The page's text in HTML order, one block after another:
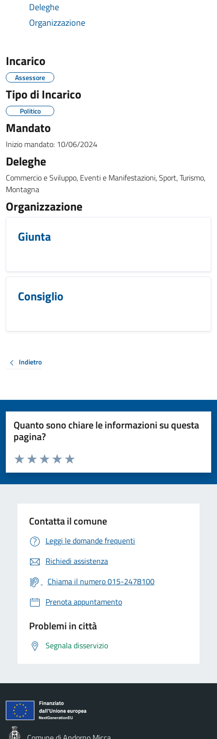
Deleghe
Organizzazione
Incarico
Assessore
Tipo di Incarico
Politico
Mandato
Inizio mandato: 10/06/2024
Deleghe
Commercio e Sviluppo, Eventi e Manifestazioni, Sport, Turismo,
Montagna
Organizzazione
Giunta
Consiglio
Indietro
Quanto sono chiare le informazioni su questa
pagina?
Valuta da 1 a 5 stelle la pagina
Valuta 5 stelle su 5
Valuta 4 stelle su 5
Valuta 3 stelle su 5
Valuta 2 stelle su 5
Valuta 1 stelle su 5
Contatta il comune
Leggi le domande frequenti
Richiedi assistenza
Chiama il numero 015-2478100
Prenota appuntamento
Problemi in città
Segnala disservizio